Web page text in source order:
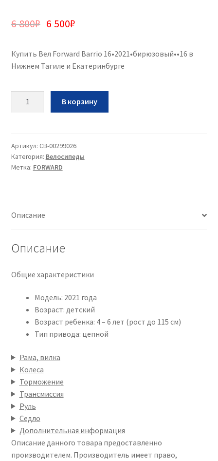
6 800₽ 6 500₽
Купить Вел Forward Barrio 16•2021•бирюзовый••16 в
Нижнем Тагиле и Екатеринбурге
16•2021•бирюзовый••16
В корзину
Артикул: CB-00299026
Категория: Велосипеды
Метка: FORWARD
Описание
Описание
Общие характеристики
Модель: 2021 года
Возраст: детский
Возраст ребенка: 4 – 6 лет (рост до 115 см)
Тип привода: цепной
Рама, вилка
Колеса
Торможение
Трансмиссия
Руль
Седло
Дополнительная информация
Описание данного товара предоставленно
производителем. Производитель имеет право,